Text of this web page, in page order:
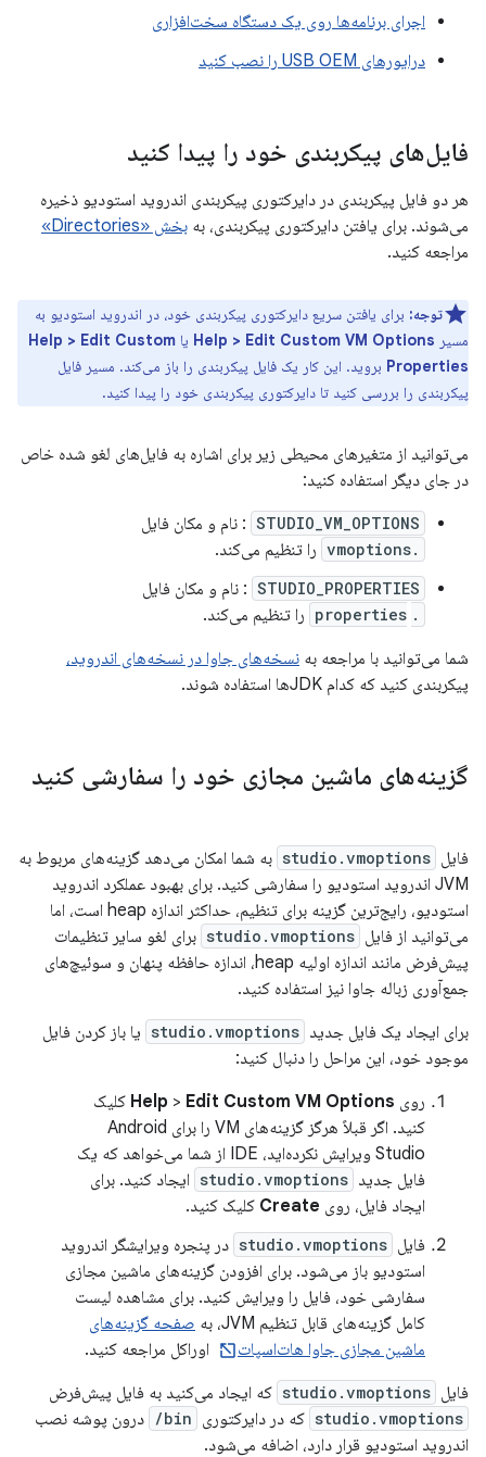
اجرای برنامه‌ها روی یک دستگاه سخت‌افزاری
درایورهای USB OEM را نصب کنید
فایل‌های پیکربندی خود را پیدا کنید
هر دو فایل پیکربندی در دایرکتوری پیکربندی اندروید استودیو ذخیره
می‌شوند. برای یافتن دایرکتوری پیکربندی، به بخش «Directories»
مراجعه کنید.
توجه: برای یافتن سریع دایرکتوری پیکربندی خود، در اندروید استودیو به
مسیر Help > Edit Custom VM Options یا Help > Edit Custom
Properties بروید. این کار یک فایل پیکربندی را باز می‌کند. مسیر فایل
پیکربندی را بررسی کنید تا دایرکتوری پیکربندی خود را پیدا کنید.
می‌توانید از متغیرهای محیطی زیر برای اشاره به فایل‌های لغو شده خاص
در جای دیگر استفاده کنید:
STUDIO_VM_OPTIONS : نام و مکان فایل
.vmoptions را تنظیم می‌کند.
STUDIO_PROPERTIES : نام و مکان فایل
.properties
شما می‌توانید با مراجعه به نسخه‌های جاوا در نسخه‌های اندروید،
پیکربندی کنید که کدام JDKها استفاده شوند.
گزینه‌های ماشین مجازی خود را سفارشی کنید
فایل studio.vmoptions به شما امکان می‌دهد گزینه‌های مربوط به
JVM اندروید استودیو را سفارشی کنید. برای بهبود عملکرد اندروید
استودیو، رایج‌ترین گزینه برای تنظیم، حداکثر اندازه heap است، اما
می‌توانید از فایل studio.vmoptions برای لغو سایر تنظیمات
پیش‌فرض مانند اندازه اولیه heap، اندازه حافظه پنهان و سوئیچ‌های
جمع‌آوری زباله جاوا نیز استفاده کنید.
برای ایجاد یک فایل جدید studio.vmoptions یا باز کردن فایل
موجود خود، این مراحل را دنبال کنید:
روی
Help > Edit Custom VM Options
کلیک
کنید. اگر قبلاً هرگز گزینه‌های VM را برای Android
Studio ویرایش نکرده‌اید، IDE از شما می‌خواهد که یک
فایل جدید studio.vmoptions ایجاد کنید. برای
ایجاد فایل، روی Create کلیک کنید.
فایل studio.vmoptions در پنجره ویرایشگر اندروید
استودیو باز می‌شود. برای افزودن گزینه‌های ماشین مجازی
سفارشی خود، فایل را ویرایش کنید. برای مشاهده لیست
کامل گزینه‌های قابل تنظیم JVM، به
صفحه گزینه‌های
ماشین مجازی جاوا هات‌اسپات
اوراکل مراجعه کنید.
فایل studio.vmoptions که ایجاد می‌کنید به فایل پیش‌فرض
studio.vmoptions که در دایرکتوری bin/
درون پوشه نصب
اندروید استودیو قرار دارد، اضافه می‌شود.